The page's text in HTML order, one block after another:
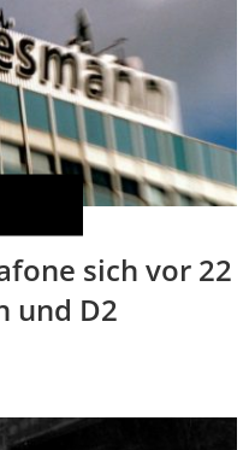
sich vor 22
und D2